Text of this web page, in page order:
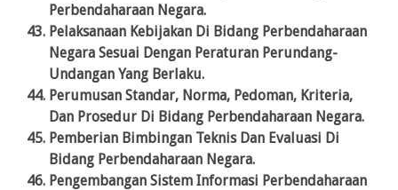
Perbendaharaan Negara.
Pelaksanaan Kebijakan Di Bidang Perbendaharaan
Negara Sesuai Dengan Peraturan Perundang-
Undangan Yang Berlaku.
Perumusan Standar, Norma, Pedoman, Kriteria,
Dan Prosedur Di Bidang Perbendaharaan Negara.
Pemberian Bimbingan Teknis Dan Evaluasi Di
Bidang Perbendaharaan Negara.
Pengembangan Sistem Informasi Perbendaharaan